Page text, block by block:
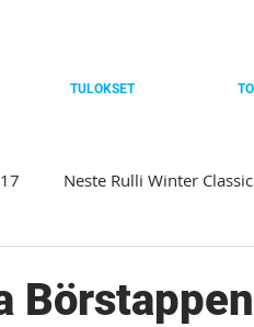
TULOKSET
Neste Rulli Winter